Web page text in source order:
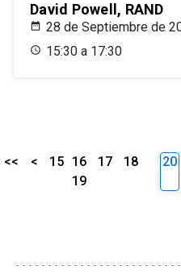
David Powell, RAND
28 de Septiembre de
15:30 a 17:30
<< < 15 16 17
18
19
20